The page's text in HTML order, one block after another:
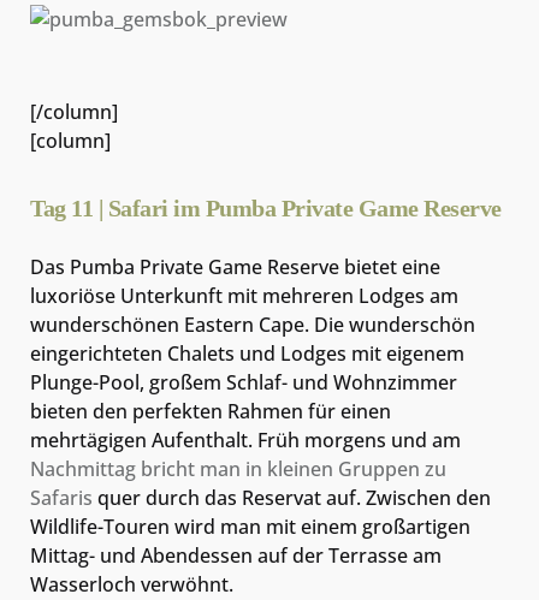
[/column]
[column]
Tag 11 | Safari im Pumba Private Game Reserve
Das Pumba Private Game Reserve bietet eine
luxoriöse Unterkunft mit mehreren Lodges am
wunderschönen Eastern Cape. Die wunderschön
eingerichteten Chalets und Lodges mit eigenem
Plunge-Pool, großem Schlaf- und Wohnzimmer
bieten den perfekten Rahmen für einen
mehrtägigen Aufenthalt. Früh morgens und am
Nachmittag bricht man in kleinen Gruppen zu
Safaris quer durch das Reservat auf. Zwischen den
Wildlife-Touren wird man mit einem großartigen
Mittag- und Abendessen auf der Terrasse am
Wasserloch verwöhnt.